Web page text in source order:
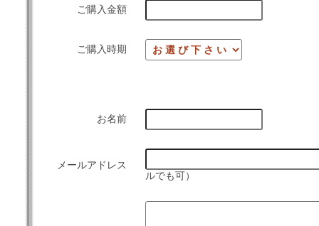
ご購入金額
ご購入時期
お名前
メールアドレス
ルでも可）